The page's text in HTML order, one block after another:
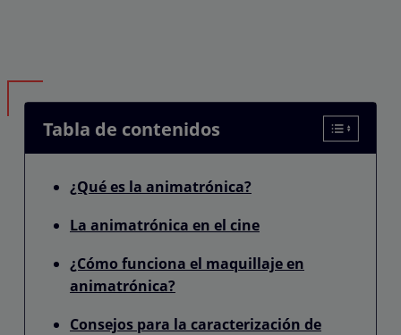
Tabla de contenidos
¿Qué es la animatrónica?
La animatrónica en el cine
¿Cómo funciona el maquillaje en
animatrónica?
Consejos para la caracterización de